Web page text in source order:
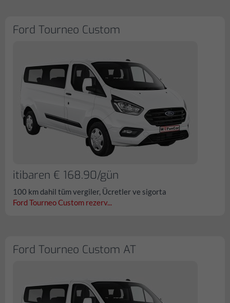
Ford Tourneo Custom
itibaren € 168.90/gün
100 km dahil tüm vergiler, Ücretler ve sigorta
Ford Tourneo Custom rezerv...
Ford Tourneo Custom AT